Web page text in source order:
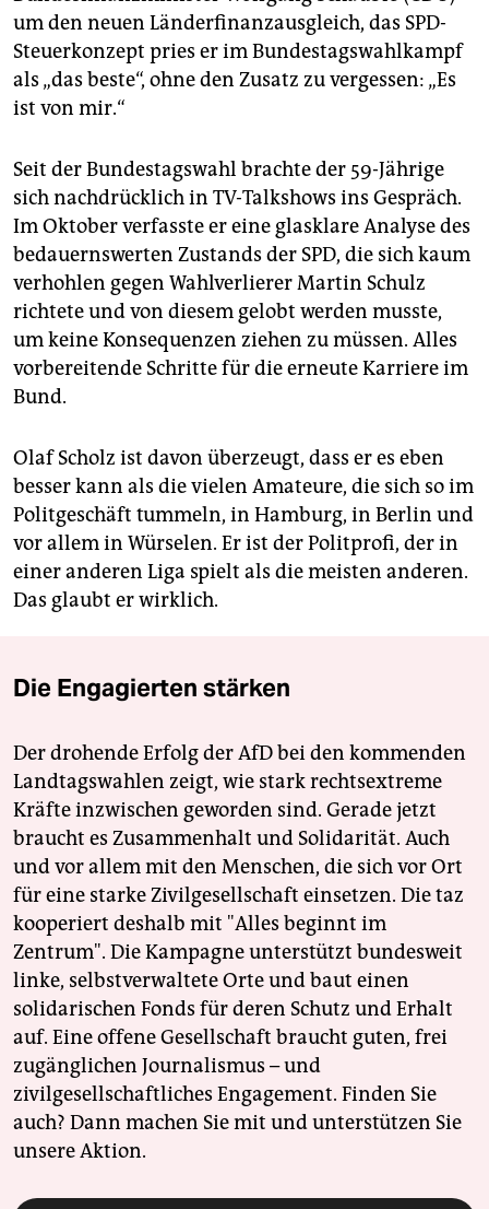
um den neuen Länderfinanzausgleich, das SPD-
Steuerkonzept pries er im Bundestagswahlkampf
als „das beste“, ohne den Zusatz zu vergessen: „Es
ist von mir.“
Seit der Bundestagswahl brachte der 59-Jährige
sich nachdrücklich in TV-Talkshows ins Gespräch.
Im Oktober verfasste er eine glasklare Analyse des
bedauernswerten Zustands der SPD, die sich kaum
verhohlen gegen Wahlverlierer Martin Schulz
richtete und von diesem gelobt werden musste,
um keine Konsequenzen ziehen zu müssen. Alles
vorbereitende Schritte für die erneute Karriere im
Bund.
Olaf Scholz ist davon überzeugt, dass er es eben
besser kann als die vielen Amateure, die sich so im
Politgeschäft tummeln, in Hamburg, in Berlin und
vor allem in Würselen. Er ist der Politprofi, der in
einer anderen Liga spielt als die meisten anderen.
Das glaubt er wirklich.
Die Engagierten stärken
Der drohende Erfolg der AfD bei den kommenden
Landtagswahlen zeigt, wie stark rechtsextreme
Kräfte inzwischen geworden sind. Gerade jetzt
braucht es Zusammenhalt und Solidarität. Auch
und vor allem mit den Menschen, die sich vor Ort
für eine starke Zivilgesellschaft einsetzen. Die taz
kooperiert deshalb mit "Alles beginnt im
Zentrum". Die Kampagne unterstützt bundesweit
linke, selbstverwaltete Orte und baut einen
solidarischen Fonds für deren Schutz und Erhalt
auf. Eine offene Gesellschaft braucht guten, frei
zugänglichen Journalismus – und
zivilgesellschaftliches Engagement. Finden Sie
auch? Dann machen Sie mit und unterstützen Sie
unsere Aktion.